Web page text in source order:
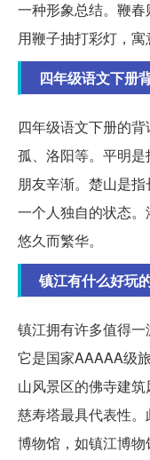
一种形象总结。鞭
用鞭子抽打彩灯，寓
四年级语文下册
四年级语文下册的背
孤、洛阳等。平明
朋友辛渐。楚山是
一个人独自的状态
悠久而繁华。
镇江有什么好玩
镇江拥有许多值得一
它是国家AAAAA级
山风景区的佛寺建
慈寿塔最具代表性
博物馆，如镇江博